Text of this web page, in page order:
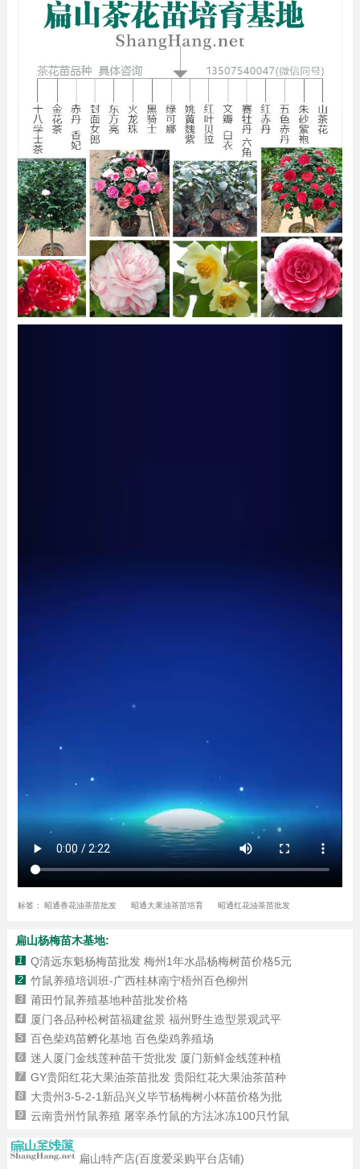
标签： 昭通香花油茶苗批发 昭通大果油茶苗培育 昭通红花油茶苗批发
扁山杨梅苗木基地:
1 Q清远东魁杨梅苗批发 梅州1年水晶杨梅树苗价格5元
2 竹鼠养殖培训班-广西桂林南宁梧州百色柳州
3 莆田竹鼠养殖基地种苗批发价格
4 厦门各品种松树苗福建盆景 福州野生造型景观武平
5 百色柴鸡苗孵化基地 百色柴鸡养殖场
6 迷人厦门金线莲种苗干货批发 厦门新鲜金线莲种植
7 GY贵阳红花大果油茶苗批发 贵阳红花大果油茶苗种
8 大贵州3-5-2-1新品兴义毕节杨梅树小杯苗价格为批
9 云南贵州竹鼠养殖 屠宰杀竹鼠的方法冰冻100只竹鼠
扁山特产店(百度爱采购平台店铺)